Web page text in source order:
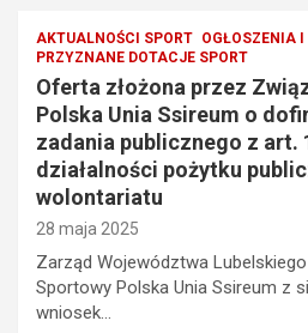
AKTUALNOŚCI SPORT OGŁOSZENIA
PRZYZNANE DOTACJE SPORT
Oferta złożona przez
Polska Unia Ssireum o
zadania publicznego z art.
działalności pożytku
wolontariatu
28 maja 2025
Zarząd Województwa
Sportowy Polska Unia Ssireum z
wniosek…